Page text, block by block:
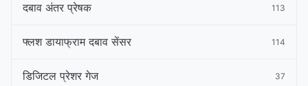
दबाव अंतर प्रेषक 113
फ्लश डायाफ्राम दबाव सेंसर 114
डिजिटल प्रेशर गेज 37